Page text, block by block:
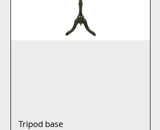
Tripod base